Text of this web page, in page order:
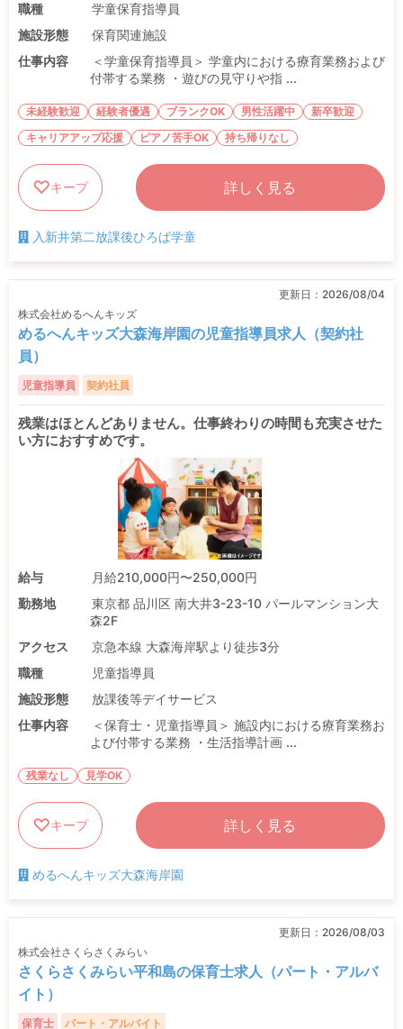
職種
学童保育指導員
施設形態
保育関連施設
仕事内容
＜学童保育指導員＞ 学童内における療育業務および
付帯する業務 ・遊びの見守りや指 ...
未経験歓迎 経験者優遇 ブランクOK 男性活躍中
新卒歓迎
キャリアアップ応援
ピアノ苦手OK 持ち帰りなし
キープ 詳しく見る
入新井第二放課後ひろば学童
更新日： 2026/08/04
株式会社めるへんキッズ
めるへんキッズ大森海岸園の児童指導員求人（契約社
員）
児童指導員 契約社員
残業はほとんどありません。仕事終わりの時間も充実させた
い方におすすめです。
給与
月給210,000円〜250,000円
勤務地
東京都 品川区 南大井3-23-10 パールマンション大
森2F
アクセス
京急本線 大森海岸駅より徒歩3分
職種
児童指導員
施設形態
放課後等デイサービス
仕事内容
＜保育士・児童指導員＞ 施設内における療育業務お
よび付帯する業務 ・生活指導計画 ...
残業なし 見学OK
キープ 詳しく見る
めるへんキッズ大森海岸園
更新日： 2026/08/03
株式会社さくらさくみらい
さくらさくみらい平和島の保育士求人（パート・アルバ
イト）
保育士 パート・アルバイト